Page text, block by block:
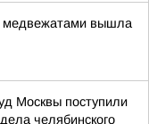
вышла
Москвы поступили
челябинского